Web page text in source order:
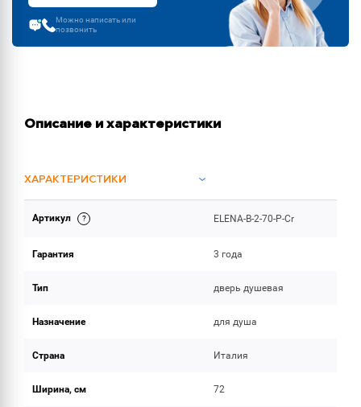
Можно написать или
позвонить
Описание и характеристики
ХАРАКТЕРИСТИКИ
ОБЪЕМ ПОСТАВКИ
Артикул ELENA-B-2-70-P-Cr
Гарантия 3 года
Тип дверь душевая
Назначение для душа
Страна Италия
Ширина, см 72